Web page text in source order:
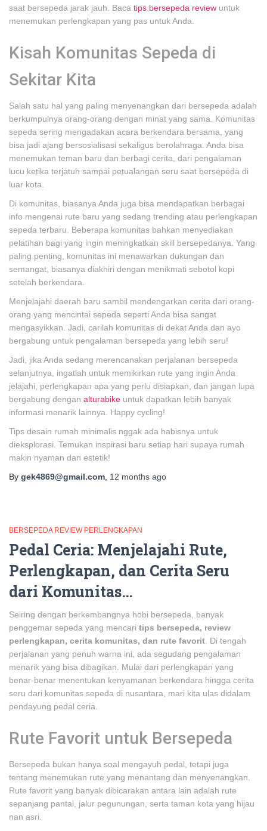
saat bersepeda jarak jauh. Baca tips bersepeda review untuk
menemukan perlengkapan yang pas untuk Anda.
Kisah Komunitas Sepeda di
Sekitar Kita
Salah satu hal yang paling menyenangkan dari bersepeda adalah
berkumpulnya orang-orang dengan minat yang sama. Komunitas
sepeda sering mengadakan acara berkendara bersama, yang
bisa jadi ajang bersosialisasi sekaligus berolahraga. Anda bisa
menemukan teman baru dan berbagi cerita, dari pengalaman
lucu ketika terjatuh sampai petualangan seru saat bersepeda di
luar kota.
Di komunitas, biasanya Anda juga bisa mendapatkan berbagai
info mengenai rute baru yang sedang trending atau perlengkapan
sepeda terbaru. Beberapa komunitas bahkan menyediakan
pelatihan bagi yang ingin meningkatkan skill bersepedanya. Yang
paling penting, komunitas ini menawarkan dukungan dan
semangat, biasanya diakhiri dengan menikmati sebotol kopi
setelah berkendara.
Menjelajahi daerah baru sambil mendengarkan cerita dari orang-
orang yang mencintai sepeda seperti Anda bisa sangat
mengasyikkan. Jadi, carilah komunitas di dekat Anda dan ayo
bergabung untuk pengalaman bersepeda yang lebih seru!
Jadi, jika Anda sedang merencanakan perjalanan bersepeda
selanjutnya, ingatlah untuk memikirkan rute yang ingin Anda
jelajahi, perlengkapan apa yang perlu disiapkan, dan jangan lupa
bergabung dengan alturabike untuk dapatkan lebih banyak
informasi menarik lainnya. Happy cycling!
Tips desain rumah minimalis nggak ada habisnya untuk
dieksplorasi. Temukan inspirasi baru setiap hari supaya rumah
makin nyaman dan estetik!
By gek4869@gmail.com 12 months ago
BERSEPEDA REVIEW PERLENGKAPAN
Pedal Ceria: Menjelajahi Rute,
Perlengkapan, dan Cerita Seru
dari Komunitas…
Seiring dengan berkembangnya hobi bersepeda, banyak
penggemar sepeda yang mencari tips bersepeda, review
perlengkapan, cerita komunitas, dan rute favorit . Di tengah
perjalanan yang penuh warna ini, ada segudang pengalaman
menarik yang bisa dibagikan. Mulai dari perlengkapan yang
benar-benar menentukan kenyamanan berkendara hingga cerita
seru dari komunitas sepeda di nusantara, mari kita ulas didalam
pendayung pedal ceria.
Rute Favorit untuk Bersepeda
Bersepeda bukan hanya soal mengayuh pedal, tetapi juga
tentang menemukan rute yang menantang dan menyenangkan.
Rute favorit yang banyak dibicarakan antara lain adalah rute
sepanjang pantai, jalur pegunungan, serta taman kota yang hijau
nan asri.